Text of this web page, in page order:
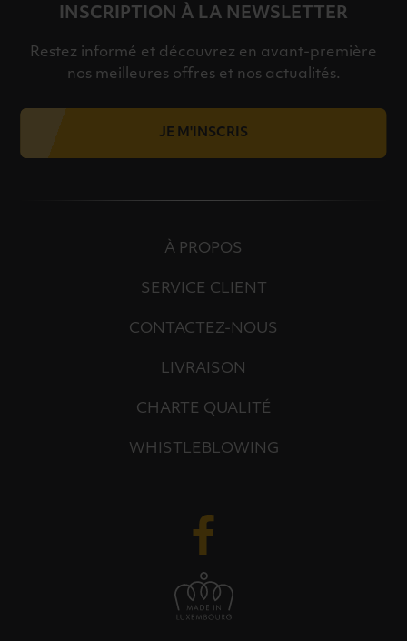
INSCRIPTION À LA NEWSLETTER
Restez informé et découvrez en avant-première
nos meilleures offres et nos actualités.
JE M'INSCRIS
À PROPOS
SERVICE CLIENT
CONTACTEZ-NOUS
LIVRAISON
CHARTE QUALITÉ
WHISTLEBLOWING